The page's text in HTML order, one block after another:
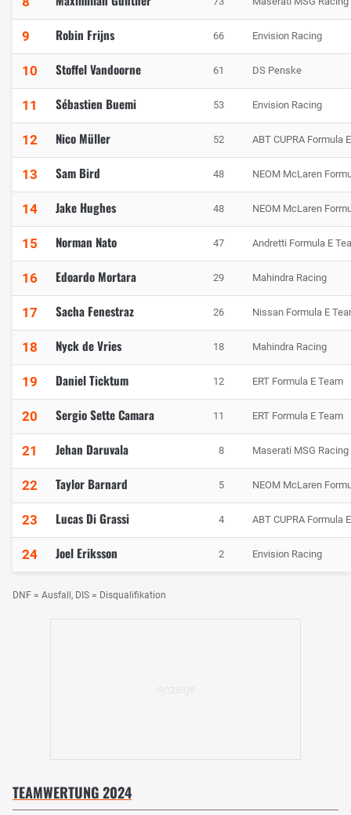
9 Robin Frijns 66 Envision Racing
10 Stoffel Vandoorne 61 DS Penske
11 Sébastien Buemi 53 Envision Racing
12 Nico Müller 52 ABT CUPRA Formula
13 Sam Bird 48 NEOM McLaren
14 Jake Hughes 48 NEOM McLaren
15 Norman Nato 47 Andretti Formula E
16 Edoardo Mortara 29 Mahindra Racing
17 Sacha Fenestraz 26 Nissan Formula E
18 Nyck de Vries 18 Mahindra Racing
19 Daniel Ticktum 12 ERT Formula E Team
20 Sergio Sette Camara 11 ERT Formula E Team
21 Jehan Daruvala 8 Maserati MSG Racing
22 Taylor Barnard 5 NEOM McLaren
23 Lucas Di Grassi 4 ABT CUPRA Formula
24 Joel Eriksson 2 Envision Racing
DNF = Ausfall, DIS = Disqualifikation
TEAMWERTUNG 2024